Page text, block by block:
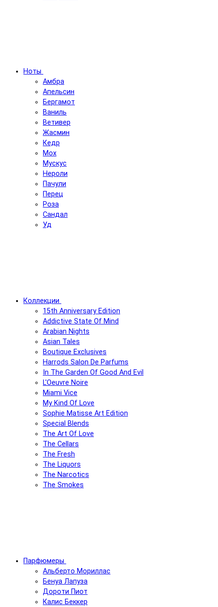
Ноты
Амбра
Апельсин
Бергамот
Ваниль
Ветивер
Жасмин
Кедр
Мох
Мускус
Нероли
Пачули
Перец
Роза
Сандал
Уд
Коллекции
15th Anniversary Edition
Addictive State Of Mind
Arabian Nights
Asian Tales
Boutique Exclusives
Harrods Salon De Parfums
In The Garden Of Good And Evil
L'Oeuvre Noire
Miami Vice
My Kind Of Love
Sophie Matisse Art Edition
Special Blends
The Art Of Love
The Cellars
The Fresh
The Liquors
The Narcotics
The Smokes
Парфюмеры
Альберто Мориллас
Бенуа Лапуза
Дороти Пиот
Калис Беккер